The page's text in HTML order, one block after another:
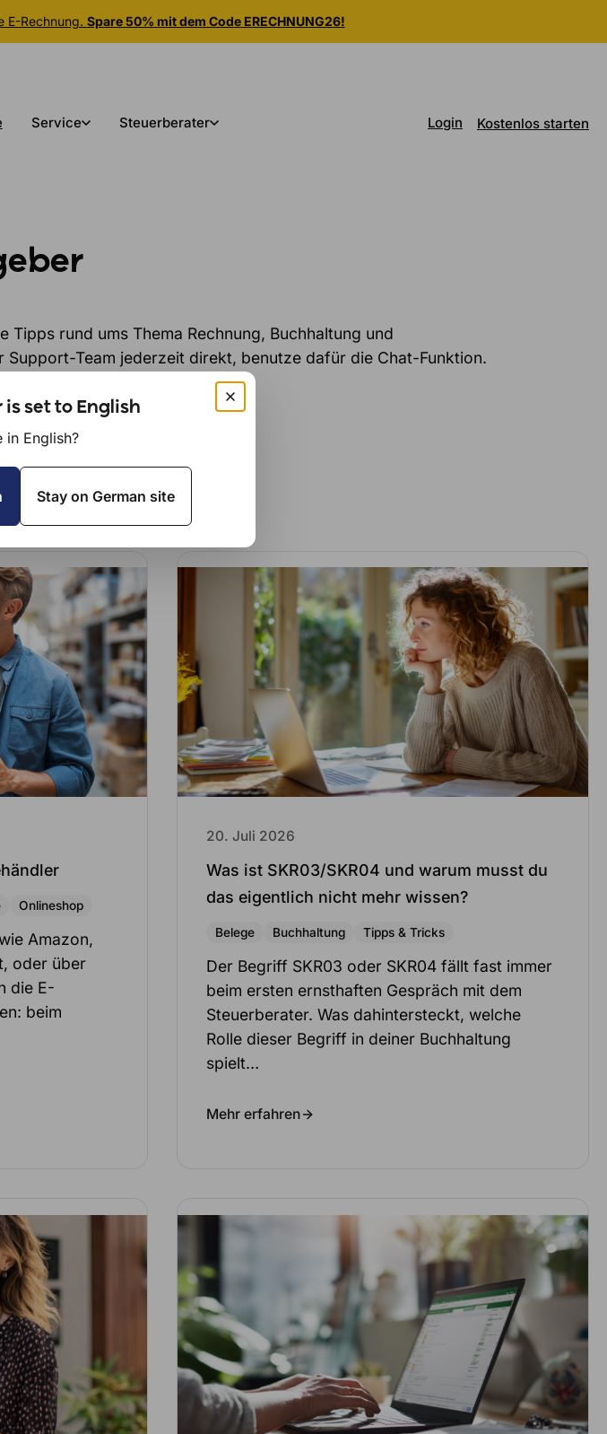
E-Rechnung. Spare 50% mit dem Code ERECHNUNG26!
Service Steuerberater Login Kostenlos starten
rund ums Thema Rechnung, Buchhaltung und
Team jederzeit direkt, benutze dafür die Chat-Funktion.
Onlineshop
Amazon,
oder über
die E-
beim
20. Juli 2026
Was ist SKR03/SKR04 und warum musst du
das eigentlich nicht mehr wissen?
Belege Buchhaltung Tipps & Tricks
Der Begriff SKR03 oder SKR04 fällt fast immer
beim ersten ernsthaften Gespräch mit dem
Steuerberater. Was dahintersteckt, welche
Rolle dieser Begriff in deiner Buchhaltung
spielt…
Mehr erfahren
set to English
English?
Stay on German site